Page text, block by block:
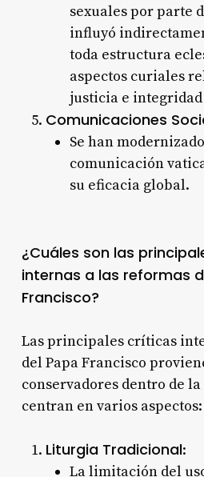
sexuales por parte
influyó
toda estructura
aspectos curiales
justicia e
Comunicaciones
Se han
comunicación
su eficacia global.
¿Cuáles son las
internas a las reformas
Francisco?
Las principales críticas
del Papa Francisco
conservadores dentro de
centran en varios aspectos:
Liturgia Tradicional:
La limitación del